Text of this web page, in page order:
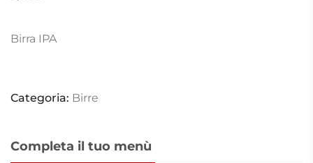
Birra IPA
Categoria: Birre
Completa il tuo menù